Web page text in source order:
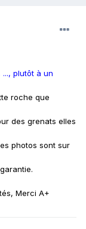
plutôt à un
roche que
des grenats elles
photos sont sur
Merci A+